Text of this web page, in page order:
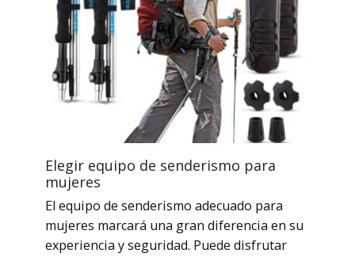
Elegir equipo de senderismo para
mujeres
El equipo de senderismo adecuado para
mujeres marcará una gran diferencia en su
experiencia y seguridad. Puede disfrutar